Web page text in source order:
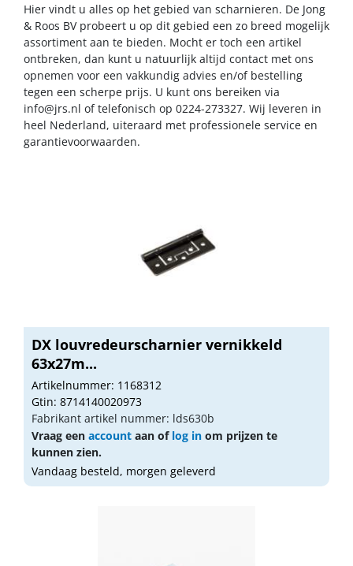
Hier vindt u alles op het gebied van scharnieren. De Jong
& Roos BV probeert u op dit gebied een zo breed mogelijk
assortiment aan te bieden. Mocht er toch een artikel
ontbreken, dan kunt u natuurlijk altijd contact met ons
opnemen voor een vakkundig advies en/of bestelling
tegen een scherpe prijs. U kunt ons bereiken via
info@jrs.nl of telefonisch op 0224-273327. Wij leveren in
heel Nederland, uiteraard met professionele service en
garantievoorwaarden.
DX louvredeurscharnier vernikkeld
63x27m...
Artikelnummer: 1168312
Gtin: 8714140020973
Fabrikant artikel nummer: lds630b
Vraag een account aan of log in om prijzen te
kunnen zien.
Vandaag besteld, morgen geleverd